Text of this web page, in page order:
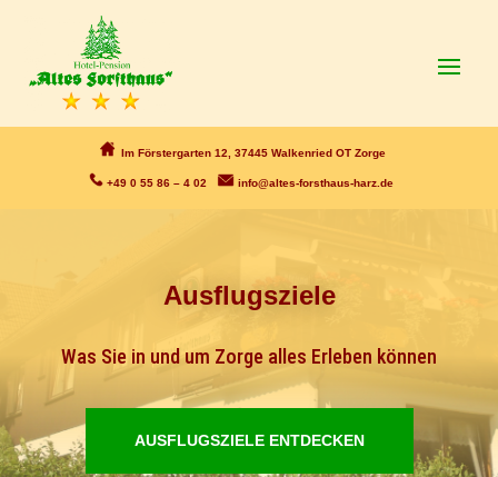
Im Förstergarten 12, 37445 Walkenried OT Zorge
+49 0 55 86 – 4 02 info@altes-forsthaus-harz.de
Ausflugsziele
Was Sie in und um Zorge alles Erleben können
AUSFLUGSZIELE ENTDECKEN